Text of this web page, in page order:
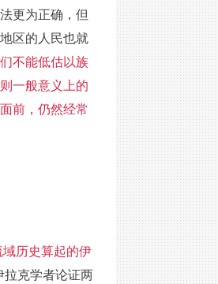
更为正确，但
区的人民也就
不能低估以族
一般意义上的
前，仍然经常
历史算起的伊
拉克学者论证两